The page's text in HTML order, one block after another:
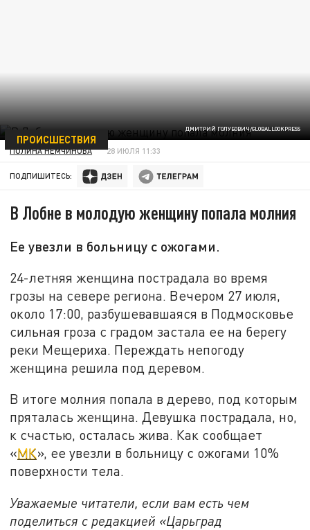
ДМИТРИЙ ГОЛУБОВИЧ/GLOBALLOOKPRESS
ПРОИСШЕСТВИЯ
ПОЛИНА НЕМЧИНОВА 28 ИЮЛЯ 11:33
ПОДПИШИТЕСЬ:
В Лобне в молодую женщину попала молния
Ее увезли в больницу с ожогами.
24-летняя женщина пострадала во время
грозы на севере региона. Вечером 27 июля,
около 17:00, разбушевавшаяся в Подмосковье
сильная гроза с градом застала ее на берегу
реки Мещериха. Переждать непогоду
женщина решила под деревом.
В итоге молния попала в дерево, под которым
пряталась женщина. Девушка пострадала, но,
к счастью, осталась жива. Как сообщает
«МК», ее увезли в больницу с ожогами 10%
поверхности тела.
Уважаемые читатели, если вам есть чем
поделиться с редакцией «Царьград